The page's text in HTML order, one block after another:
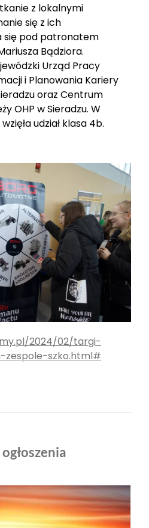
z lokalnymi
się z ich
się pod patronatem
Bądziora.
Urząd Pracy
i Planowania Kariery
oraz Centrum
OHP w Sieradzu. W
udział klasa 4b.
2024/02/targi-
szko.html#